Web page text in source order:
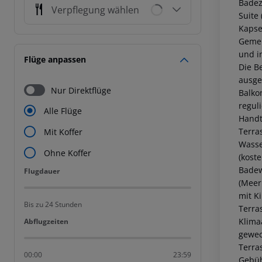
Verpflegung wählen
Flüge anpassen
Nur Direktflüge
Alle Flüge
Mit Koffer
Ohne Koffer
Flugdauer
Flugdauer
Bis zu 24 Stunden
Abflugzeiten
Abflugzeiten
00:00 23:59
Suite
und
Die
mit